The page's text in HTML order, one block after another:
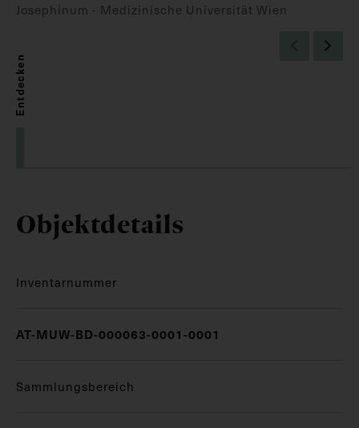
Josephinum - Medizinische Universität Wien
Entdecken
Objektdetails
Inventarnummer
AT-MUW-BD-000063-0001-0001
Sammlungsbereich